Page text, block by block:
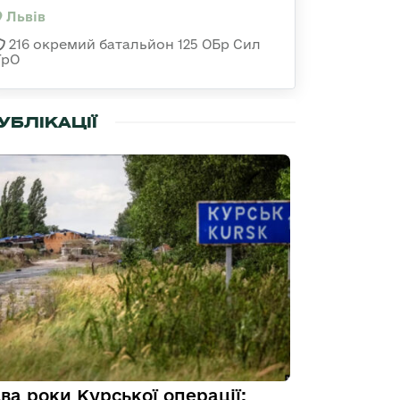
Львів
216 окремий батальйон 125 ОБр Сил
роки Курської операції: